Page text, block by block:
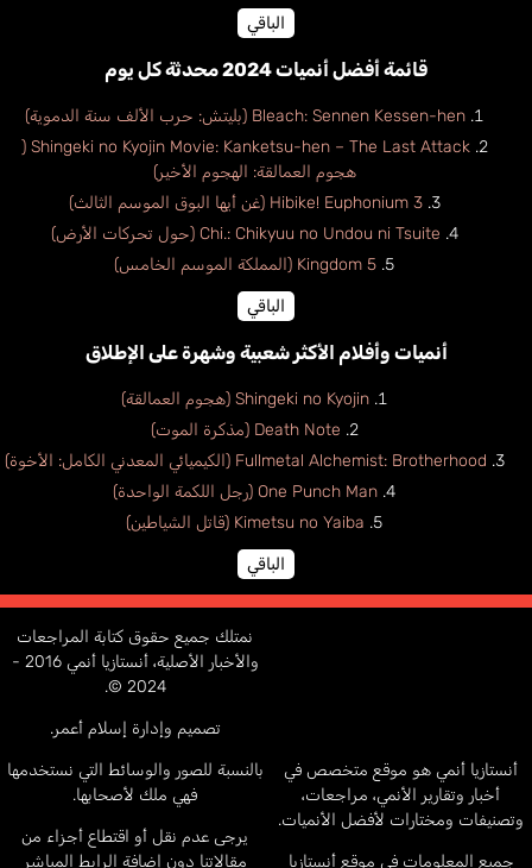
الباقي
قائمة أفضل أنميات 2024 محدثة كل يوم
Bleach: Sennen Kessen-hen (بليتش: حرب الألف سنة الدموية)
Shingeki no Kyojin Movie: Kanketsu-hen – The Last Attack (
هجوم العمالقة: الهجوم الأخير)
Hibike! Euphonium 3 (غن أيها البوق الموسم الثالث)
Chi.: Chikyuu no Undou ni Tsuite (حول تحركات الأرض)
Kingdom 5 (المملكة الموسم الخامس)
الباقي
أنميات وأفلام الأكثر شعبية وشهرة على الإطلاق
Shingeki no Kyojin (هجوم العمالقة)
Death Note (مذكرة الموت)
Fullmetal Alchemist: Brotherhood (الكيميائي المعدني الكامل: الأخوة)
One Punch Man (رجل اللكمة الواحدة)
Kimetsu no Yaiba (قاتل الشياطين)
الباقي
أنستازيا أنمي هو موقع متخصص في
أخبار وتقارير الأنمي، مراجعات،
وتصنيفات ومختارات لأفضل الأنميات.
جميع المعلومات في موقع أنستازيا
نمتلك جميع حقوق كتابة المراجعات
والأخبار الأصلية، أنستازيا أنمي 2016 -
2024 ©.
تصميم وإدارة إسلام أعمر.
بالنسبة للصور والوسائط التي نستخدمها
فهي ملك لأصحابها.
يرجى عدم نقل أو اقتطاع أجزاء من
مقالاتنا دون إضافة الرابط المباشر